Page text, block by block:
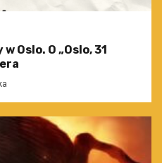
Oslo. O „Oslo, 31